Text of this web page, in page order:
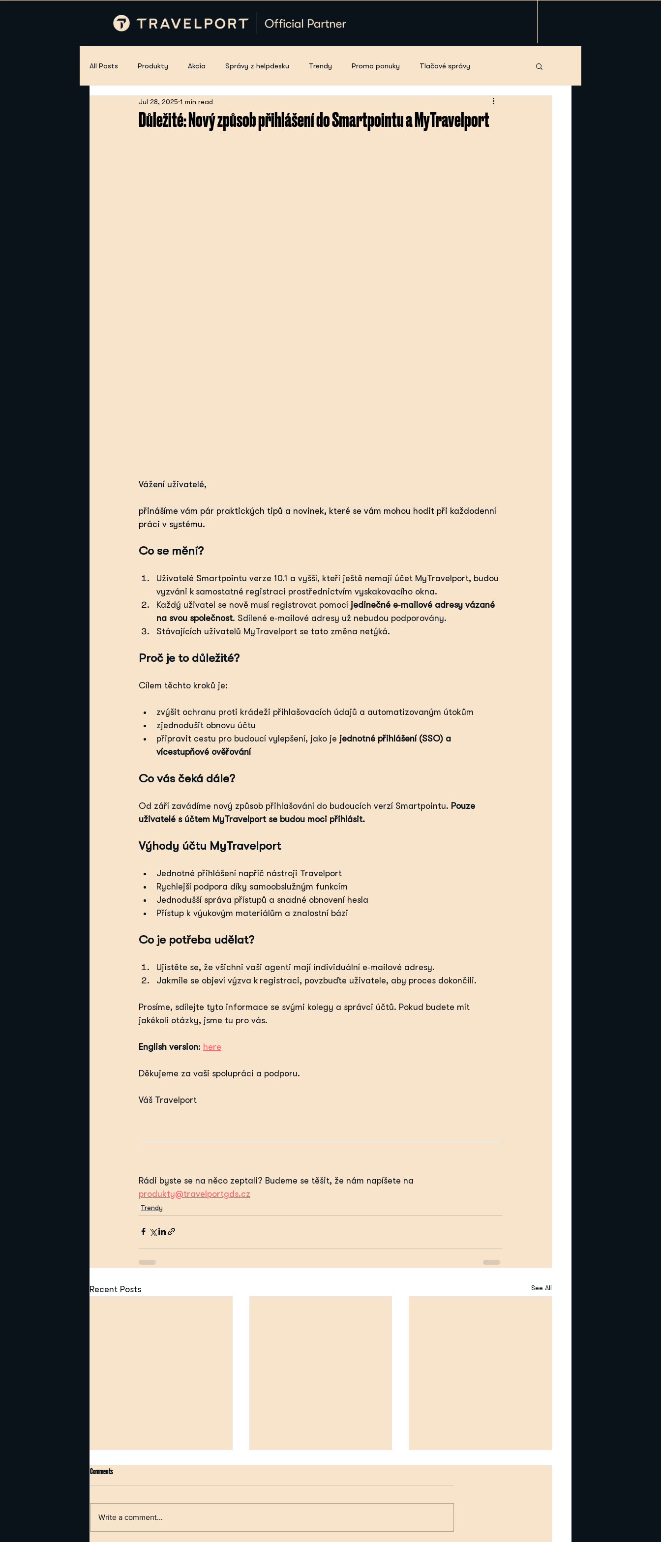
All Posts Produkty Akcia Správy z helpdesku Trendy Promo ponuky Tlačové správy
Důležité: Nový způsob přihlášení do Smartpointu a MyTravelport
Jul 28, 2025 1 min read
Vážení uživatelé,
přinášíme vám pár praktických tipů a novinek, které se vám mohou hodit při každodenní
práci v systému.
Co se mění?
Uživatelé Smartpointu verze 10.1 a vyšší, kteří ještě nemají účet MyTravelport, budou
vyzváni k samostatné registraci prostřednictvím vyskakovacího okna.
Každý uživatel se nově musí registrovat pomocí jedinečné e‑mailové adresy vázané
na svou společnost. Sdílené e‑mailové adresy už nebudou podporovány.
Stávajících uživatelů MyTravelport se tato změna netýká.
Proč je to důležité?
Cílem těchto kroků je:
zvýšit ochranu proti krádeži přihlašovacích údajů a automatizovaným útokům
zjednodušit obnovu účtu
připravit cestu pro budoucí vylepšení, jako je jednotné přihlášení (SSO) a
vícestupňové ověřování
Co vás čeká dále?
Od září zavádíme nový způsob přihlašování do budoucích verzí Smartpointu. Pouze
uživatelé s účtem MyTravelport se budou moci přihlásit.
Výhody účtu MyTravelport
Jednotné přihlášení napříč nástroji Travelport
Rychlejší podpora díky samoobslužným funkcím
Jednodušší správa přístupů a snadné obnovení hesla
Přístup k výukovým materiálům a znalostní bázi
Co je potřeba udělat?
Ujistěte se, že všichni vaši agenti mají individuální e‑mailové adresy.
Jakmile se objeví výzva k registraci, povzbuďte uživatele, aby proces dokončili.
Prosíme, sdílejte tyto informace se svými kolegy a správci účtů. Pokud budete mít
jakékoli otázky, jsme tu pro vás.
English version: here
Děkujeme za vaši spolupráci a podporu.
Váš Travelport
Rádi byste se na něco zeptali? Budeme se těšit, že nám napíšete na
produkty@travelportgds.cz
Trendy
Recent Posts See All
Druhý díl série o AI v cestovním ruchu
Comments
Write a comment...